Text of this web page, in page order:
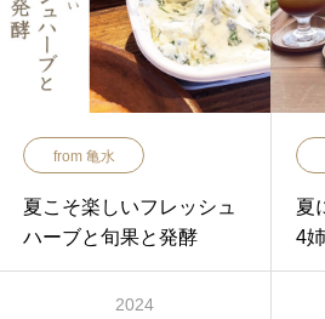
from 亀水
夏こそ楽しいフレッシュ
ハーブと旬果と発酵
夏
4
2024